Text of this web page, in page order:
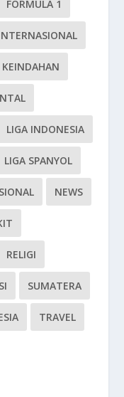
FORMULA 1
KEINDAHAN
LIGA INDONESIA
LIGA SPANYOL
NEWS
RELIGI
SUMATERA
TRAVEL